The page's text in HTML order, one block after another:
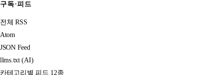
구독·피드
전체 RSS
Atom
JSON Feed
llms.txt (AI)
카테고리별 피드 12종